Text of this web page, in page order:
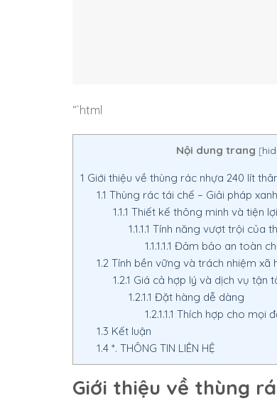
“`html
Nội dung trang [
1 Giới thiệu về thùng rác nhựa 240 lít
1.1 Thùng rác tái chế – Giải pháp
1.1.1 Thiết kế thông minh và tiện lợi
1.1.1.1 Tính năng vượt trội của
1.1.1.1.1 Đảm bảo an toàn
1.2Tính bền vững và trách nhiệm xã
1.2.1 Giá cả hợp lý và dịch vụ tận
1.2.1.1 Đặt hàng dễ dàng
1.2.1.1.1 Thích hợp cho mọi
1.3 Kết luận
1.4*. THÔNG TIN LIÊN HỆ
Giới thiệu về thùng